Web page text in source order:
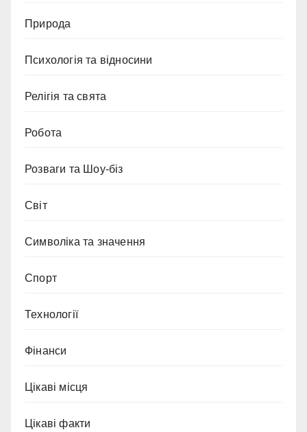
Природа
Психологія та відносини
Релігія та свята
Робота
Розваги та Шоу-біз
Світ
Символіка та значення
Спорт
Технології
Фінанси
Цікаві місця
Цікаві факти